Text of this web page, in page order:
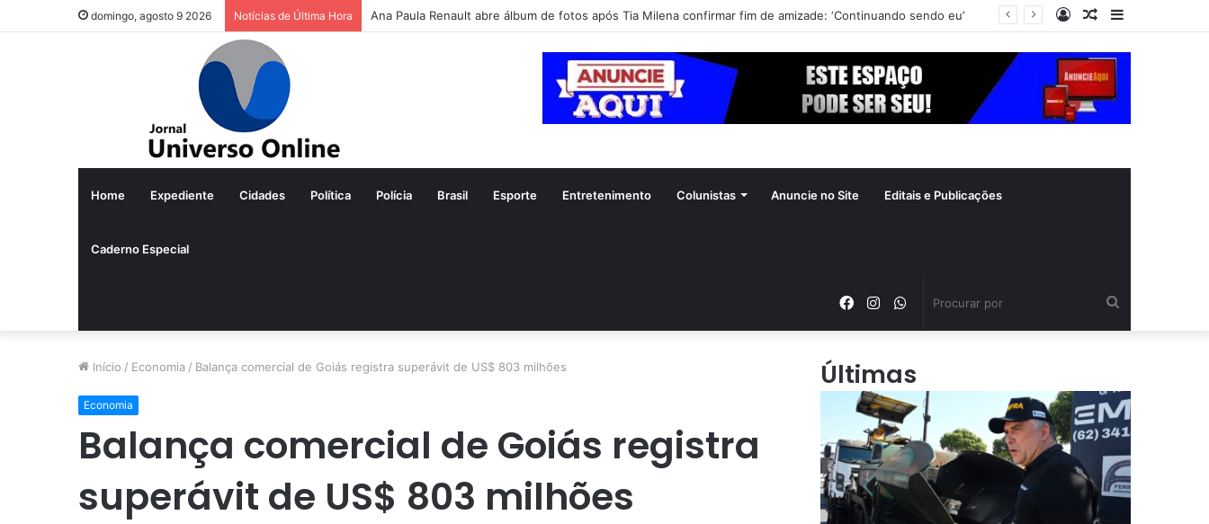
domingo, agosto 9 2026 Notícias de Última Hora
Barra
Artigo
Entrar
Home Expediente Cidades Política Polícia Brasil Esporte Entretenimento Colunistas Anuncie no Site Editais e Publicações
Caderno Especial
WhatsApp
Instagram
Facebook
Início / Economia / Balança comercial de Goiás registra superávit de US$ 803 milhões
Economia
Balança comercial de Goiás registra
superávit de US$ 803 milhões
Últimas